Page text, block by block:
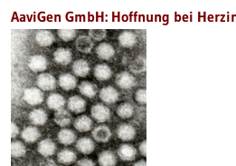
AaviGen GmbH: Hoffnung bei